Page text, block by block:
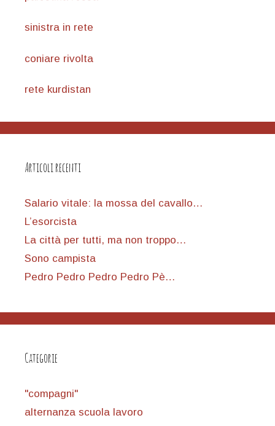
sinistra in rete
coniare rivolta
rete kurdistan
Articoli recenti
Salario vitale: la mossa del cavallo…
L’esorcista
La città per tutti, ma non troppo…
Sono campista
Pedro Pedro Pedro Pedro Pè…
Categorie
"compagni"
alternanza scuola lavoro